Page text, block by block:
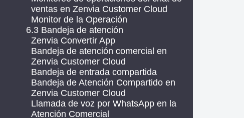
ventas en Zenvia Customer Cloud
Monitor de la Operación
6.3 Bandeja de atención
Zenvia Convertir App
Bandeja de atención comercial en
Zenvia Customer Cloud
Bandeja de entrada compartida
Bandeja de Atención Compartido en
Zenvia Customer Cloud
Llamada de voz por WhatsApp en la
Atención Comercial